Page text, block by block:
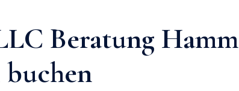
Beratung Hamm